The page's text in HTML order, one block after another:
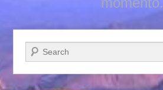
Pesquisar…